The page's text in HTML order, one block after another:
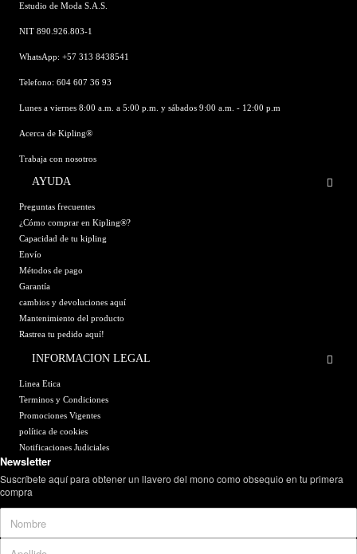
Estudio de Moda S.A.S.
NIT 890.926.803-1
WhatsApp: +57 313 8438541
Telefono: 604 607 36 93
Lunes a viernes 8:00 a.m. a 5:00 p.m. y sábados 9:00 a.m. - 12:00 p.m
Acerca de Kipling®
Trabaja con nosotros
AYUDA
Preguntas frecuentes
¿Cómo comprar en Kipling®?
Capacidad de tu kipling
Envío
Métodos de pago
Garantía
cambios y devoluciones aquí
Mantenimiento del producto
Rastrea tu pedido aquí!
INFORMACION LEGAL
Linea Etica
Terminos y Condiciones
Promociones Vigentes
política de cookies
Notificaciones Judiciales
Newsletter
Suscríbete aquí para obtener un llavero del mono como obsequio en tu primera
compra